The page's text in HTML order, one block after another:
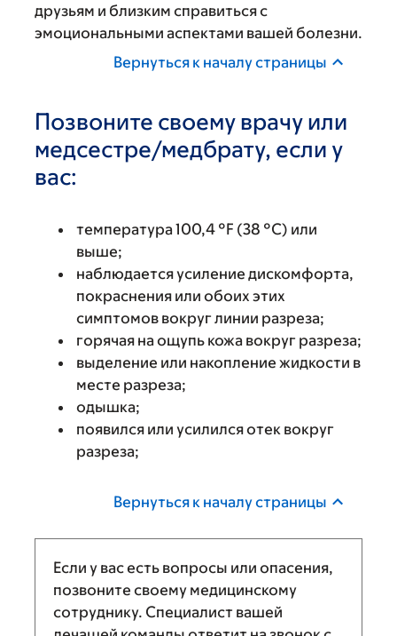
друзьям и близким справиться с
эмоциональными аспектами вашей болезни.
Вернуться к началу страницы
Позвоните своему врачу или
медсестре/медбрату, если у
вас:
температура 100,4 °F (38 °C) или
выше;
наблюдается усиление дискомфорта,
покраснения или обоих этих
симптомов вокруг линии разреза;
горячая на ощупь кожа вокруг разреза;
выделение или накопление жидкости в
месте разреза;
одышка;
появился или усилился отек вокруг
разреза;
Вернуться к началу страницы
Если у вас есть вопросы или опасения,
позвоните своему медицинскому
сотруднику. Специалист вашей